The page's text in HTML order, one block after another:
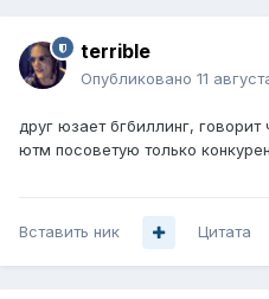
terrible
Опубликовано 11
друг юзает бгбиллинг,
ютм посоветую только
Вставить ник Цитата